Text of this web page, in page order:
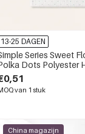
13-25 DAGEN
Series Sweet
Dots Polyester
van 1 stuk
China magazijn